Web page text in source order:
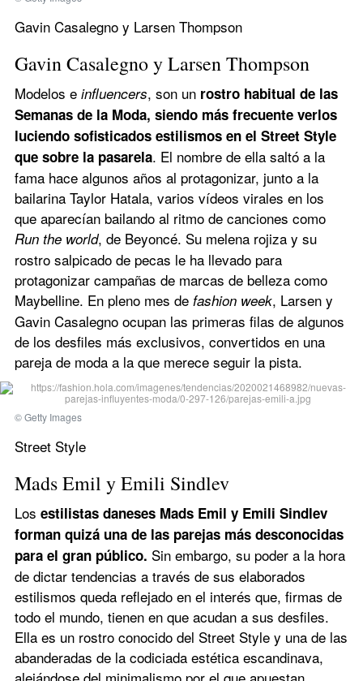
Gavin Casalegno y Larsen Thompson
Gavin Casalegno y Larsen Thompson
Modelos e influencers, son un rostro habitual de las
Semanas de la Moda, siendo más frecuente verlos
luciendo sofisticados estilismos en el Street Style
que sobre la pasarela. El nombre de ella saltó a la
fama hace algunos años al protagonizar, junto a la
bailarina Taylor Hatala, varios vídeos virales en los
Run the world, de Beyoncé. Su melena rojiza y su
rostro salpicado de pecas le ha llevado para
protagonizar campañas de marcas de belleza como
Maybelline. En pleno mes de fashion week, Larsen y
Gavin Casalegno ocupan las primeras filas de algunos
de los desfiles más exclusivos, convertidos en una
pareja de moda a la que merece seguir la pista.
© Getty Images
Street Style
Mads Emil y Emili Sindlev
Los estilistas daneses Mads Emil y Emili Sindlev
forman quizá una de las parejas más desconocidas
para el gran público. Sin embargo, su poder a la hora
de dictar tendencias a través de sus elaborados
estilismos queda reflejado en el interés que, firmas de
todo el mundo, tienen en que acudan a sus desfiles.
Ella es un rostro conocido del Street Style y una de las
abanderadas de la codiciada estética escandinava,